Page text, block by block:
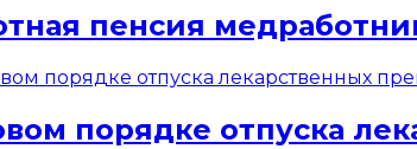
пенсия
порядке отпуска